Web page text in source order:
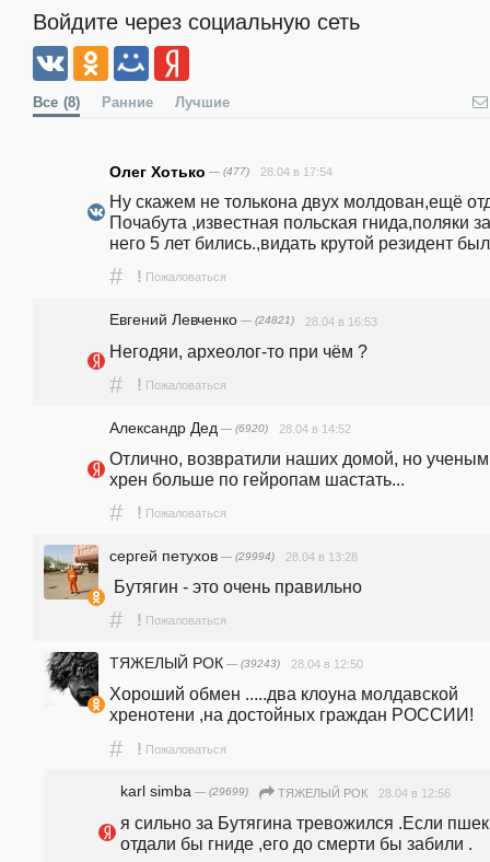
Войдите через социальную сеть
Все (8) Ранние Лучшие
Олег Хотько — (477) 28.04 в 17:54
Ну скажем не толькона двух молдован,ещё
Почабута ,известная польская гнида,поляки за
него 5 лет бились.,видать крутой резидент
# ! Пожаловаться
Евгений Левченко — (24821) 28.04 в 16:53
Негодяи, археолог-то при чём ?
# ! Пожаловаться
Александр Дед — (6920) 28.04 в 14:52
Отлично, возвратили наших домой, но
хрен больше по гейропам шастать...
# ! Пожаловаться
сергей петухов — (29994) 28.04 в 13:28
Бутягин - это очень правильно
# ! Пожаловаться
ТЯЖЕЛЫЙ РОК — (39243) 28.04 в 12:50
Хороший обмен .....два клоуна молдавской
хренотени ,на достойных граждан РОССИИ!
# ! Пожаловаться
karl simba — (29699) ТЯЖЕЛЫЙ РОК 28.04 в 12:56
я сильно за Бутягина тревожился .Если
отдали бы гниде ,его до смерти бы забили .